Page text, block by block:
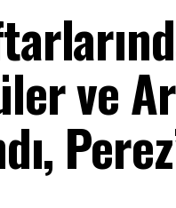
ve